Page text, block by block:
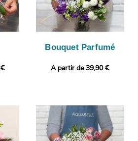
Bouquet Parfumé
A partir de 39,90 €